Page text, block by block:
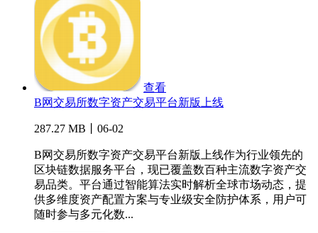
查看
B网交易所数字资产交易平台新版上线
287.27 MB丨06-02
B网交易所数字资产交易平台新版上线作为行业领先的
区块链数据服务平台，现已覆盖数百种主流数字资产交
易品类。平台通过智能算法实时解析全球市场动态，提
供多维度资产配置方案与专业级安全防护体系，用户可
随时参与多元化数...